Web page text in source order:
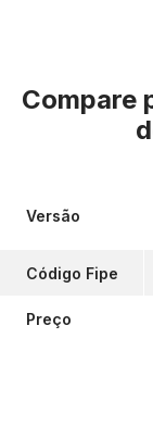
Compare
Versão
Código Fipe
Preço